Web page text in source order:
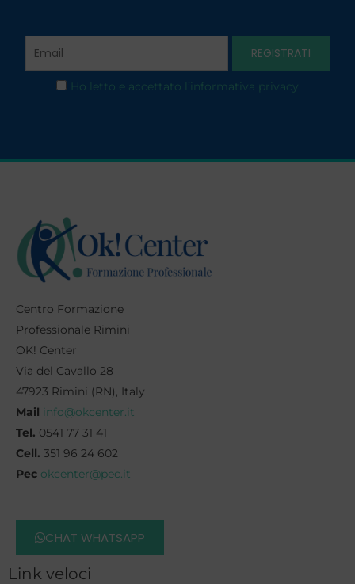
Ho letto e accettato l’informativa privacy
Centro Formazione
Professionale Rimini
OK! Center
Via del Cavallo 28
47923 Rimini (RN), Italy
Mail info@okcenter.it
Tel. 0541 77 31 41
Cell. 351 96 24 602
Pec okcenter@pec.it
CHAT WHATSAPP
Link veloci